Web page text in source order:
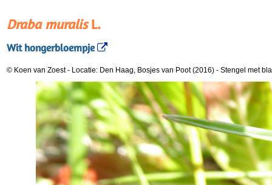
Draba muralisL.
Wit hongerbloempje
© Koen van Zoest- Locatie: Den Haag, Bosjes van Poot (2016) - Stengel met